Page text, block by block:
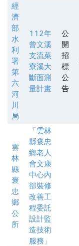
經
濟
部
水
利
署
第
六
河
川
局
112年
曾文溪
支流菜
寮溪大
斷面測
量計畫
公
開
招
標
公
告
雲
林
縣
褒
忠
鄉
公
所
「雲林
縣褒忠
鄉老人
會文康
中心內
部裝修
改善工
程委託
設計監
造技術
服務」